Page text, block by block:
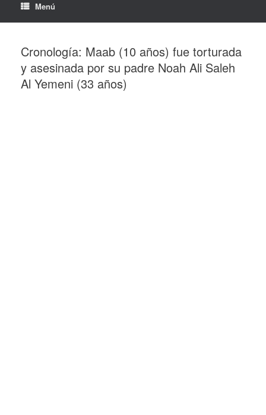
Menú
Cronología: Maab (10 años) fue torturada
y asesinada por su padre Noah Ali Saleh
Al Yemeni (33 años)